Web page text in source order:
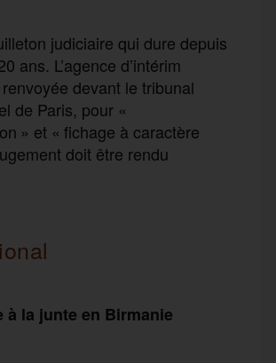
judiciaire qui dure depuis
ans. L’agence d’intérim
devant le tribunal
de Paris, pour «
» et « fichage à caractère
doit être rendu
à la junte en Birmanie